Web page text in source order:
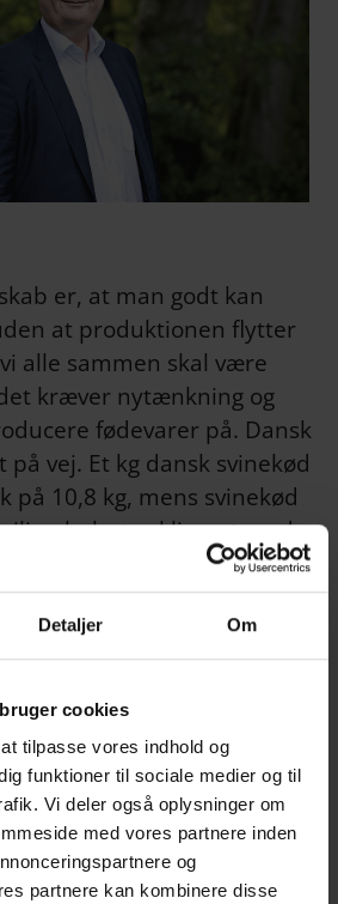
Detaljer Om
cookies
tilpasse vores indhold og
funktioner til sociale medier og til
Vi deler også oplysninger om
med vores partnere inden
og
partnere kan kombinere disse
er, at man godt kan
at produktionen flytter
alle sammen skal være
kræver nytænkning og
fødevarer på. Dansk
vej. Et kg dansk svinekød
på 10,8 kg, mens svinekød
belaster klimaet med
påvirkes det globale
vi i Danmark øger
fødevarer frem for at
egen virksomhed,
sat sig for at halvere
skal Danish Crown være
har været
regeringen har gjort Jais